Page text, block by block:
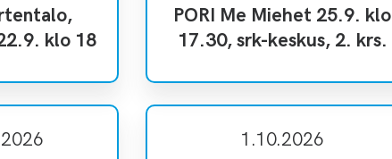
klo 18
PORI Me Miehet 25.9. klo
17.30, srk-keskus, 2. krs.
1.10.2026